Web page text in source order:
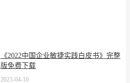
《2022中国企业敏捷实践白皮书》完整
版免费下载
2023-04-10